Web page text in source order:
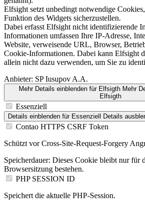
Elfsight setzt unbedingt notwendige
Funktion des Widgets sicherzustellen.
Dabei erfasst Elfsight nicht identifizierende
Informationen umfassen Ihre IP-Adresse,
Website, verweisende URL, Browser,
Cookie-Informationen. Dabei kann Elfsight
allein nicht dazu verwenden, um Sie zu
Anbieter: SP Iusupov A.A.
Mehr Details einblenden für Elfsigth Mehr
Elfsigth
Essenziell
Details einblenden für Essenziell Details
Contao HTTPS CSRF Token
Schützt vor Cross-Site-Request-Forgery
Speicherdauer: Dieses Cookie bleibt nur für
Browsersitzung bestehen.
PHP SESSION ID
Speichert die aktuelle PHP-Session.